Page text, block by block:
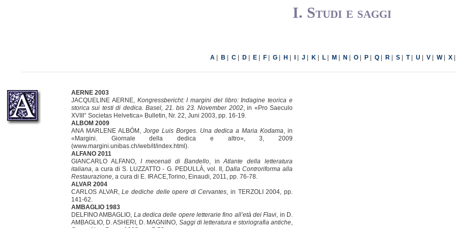
I. Studi e saggi
A| B C| D| E| F| G| H J K| L| M N O| P| Q| R| S| T| U V| W| X|
AERNE 2003
JACQUELINE AERNE, Kongressbericht: I margini del libro: Indagine teorica e
storica sui testi di dedica. Basel, 21. bis 23. November 2002, in «Pro Saeculo
XVIII° Societas Helvetica» Bulletin, Nr. 22, Juni 2003, pp. 16-19.
ALBOM 2009
ANA MARLENE ALBÓM, Jorge Luis Borges. Una dedica a Maria Kodama, in
«Margini. Giornale della dedica e altro», 3, 2009
(www.margini.unibas.ch/web/it/index.html).
ALFANO 2011
GIANCARLO ALFANO, I mecenati di Bandello, inAtlante della letteratura
italiana, a cura di S. LUZZATTO - G. PEDULLÀ, vol. II, Dalla Controriforma alla
Restaurazione, a cura di E. IRACE,Torino, Einaudi, 2011, pp. 76-78.
ALVAR 2004
CARLOS ALVAR,Le dediche delle opere di Cervantes, in TERZOLI 2004, pp.
141-62.
AMBAGLIO 1983
DELFINO AMBAGLIO, La dedica delle opere letterarie fino all’età dei Flavi, in D.
AMBAGLIO, D. ASHERI, D. MAGNINO, Saggi di letteratura e storiografia antiche,